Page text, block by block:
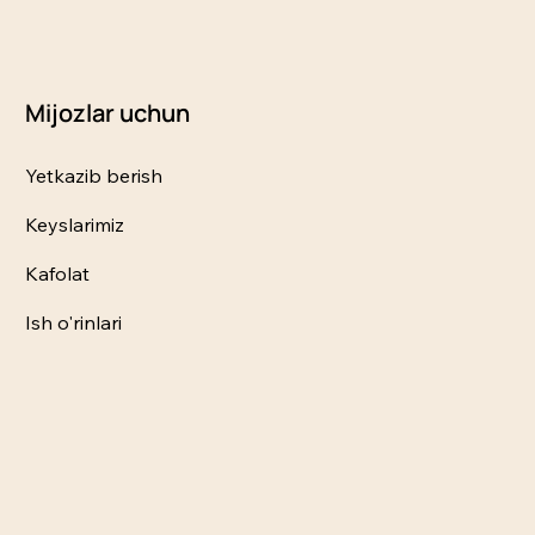
Mijozlar uchun
Yetkazib berish
Keyslarimiz
Kafolat
Ish o'rinlari